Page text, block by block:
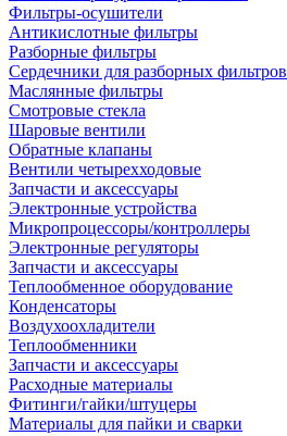
Фильтры-осушители
Антикислотные фильтры
Разборные фильтры
Сердечники для разборных фильтров
Маслянные фильтры
Смотровые стекла
Шаровые вентили
Обратные клапаны
Вентили четырехходовые
Запчасти и аксессуары
Электронные устройства
Микропроцессоры/контроллеры
Электронные регуляторы
Запчасти и аксессуары
Теплообменное оборудование
Конденсаторы
Воздухоохладители
Теплообменники
Запчасти и аксессуары
Расходные материалы
Фитинги/гайки/штуцеры
Материалы для пайки и сварки